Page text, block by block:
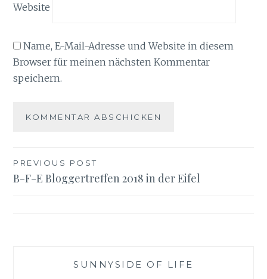
Website
Name, E-Mail-Adresse und Website in diesem
Browser für meinen nächsten Kommentar
speichern.
Beitragsnavigation
PREVIOUS POST
B-F-E Bloggertreffen 2018 in der Eifel
SUNNYSIDE OF LIFE